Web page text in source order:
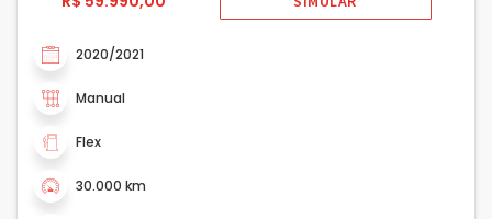
2020/2021
Manual
Flex
30.000 km